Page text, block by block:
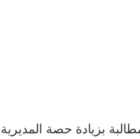
بزيادة حصة